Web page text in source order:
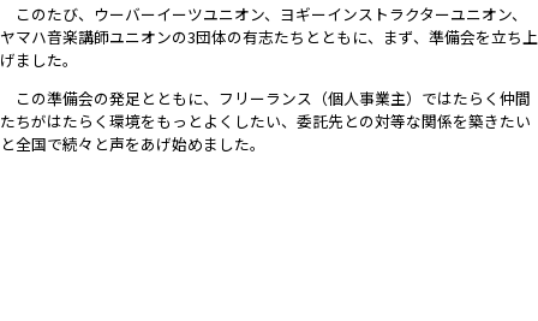
このたび、ウーバーイーツユニオン、ヨギーインストラクターユニオン、
ヤマハ音楽講師ユニオンの3団体の有志たちとともに、まず、準備会を立ち上
げました。
この準備会の発足とともに、フリーランス（個人事業主）ではたらく仲間
たちがはたらく環境をもっとよくしたい、委託先との対等な関係を築きたい
と全国で続々と声をあげ始めました。